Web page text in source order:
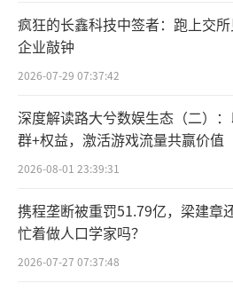
疯狂的长鑫科技中签者：跑上交
企业敲钟
2026-07-29 07:37:42
深度解读路大兮数娱生态（二）
群+权益，激活游戏流量共赢价值
2026-08-01 23:39:31
携程垄断被重罚51.79亿，梁建章
忙着做人口学家吗？
2026-07-27 07:37:48